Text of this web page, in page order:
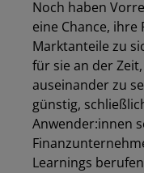
Noch haben
eine Chance, ihre
Marktanteile zu
für sie an der
auseinander zu
günstig,
Anwender:innen
Learnings